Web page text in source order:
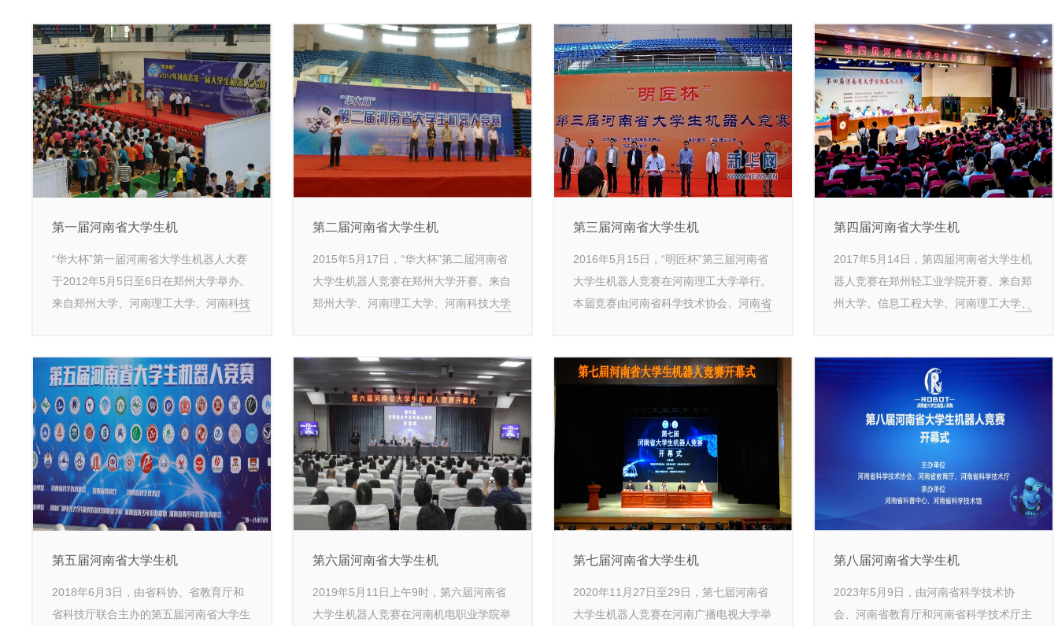
第一届河南省大学生机
“华大杯”第一届河南省大学生机器人大赛
于2012年5月5日至6日在郑州大学举办。
来自郑州大学、河南理工大学、河南科技
第二届河南省大学生机
2015年5月17日，“华大杯”第二届河南省
大学生机器人竞赛在郑州大学开赛。来自
郑州大学、河南理工大学、河南科技大学
第三届河南省大学生机
2016年5月15日，“明匠杯”第三届河南省
大学生机器人竞赛在河南理工大学举行。
本届竞赛由河南省科学技术协会、河南省
年科技教育协会联合承办。竞赛吸引了来
学等省内35所高校的406支队伍，近900
名学生参加。
第四届河南省大学生机
2017年5月14日，第四届河南省大学生机
器人竞赛在郑州轻工业学院开赛。来自郑
州大学、信息工程大学、河南理工大学、
赛。
第五届河南省大学生机
2018年6月3日，由省科协、省教育厅和
省科技厅联合主办的第五届河南省大学生
第六届河南省大学生机
2019年5月11日上午9时，第六届河南省
大学生机器人竞赛在河南机电职业学院举
第七届河南省大学生机
2020年11月27日至29日，第七届河南省
大学生机器人竞赛在河南广播电视大学举
第八届河南省大学生机
2023年5月9日，由河南省科学技术协
会、河南省教育厅和河南省科学技术厅主